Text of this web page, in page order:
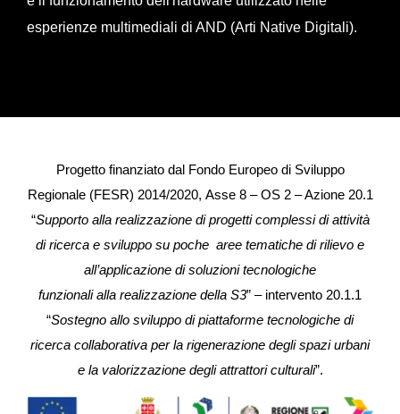
esperienze multimediali di AND (Arti Native Digitali).
Progetto finanziato dal Fondo Europeo di Sviluppo
Regionale (FESR) 2014/2020, Asse 8 – OS 2 – Azione 20.1
“Supporto alla realizzazione di progetti complessi di attività
di ricerca e sviluppo su poche aree tematiche di rilievo e
all’applicazione di soluzioni tecnologiche
funzionali alla realizzazione della S3” – intervento 20.1.1
“Sostegno allo sviluppo di piattaforme tecnologiche di
ricerca collaborativa per la rigenerazione degli spazi urbani
e la valorizzazione degli attrattori culturali”.